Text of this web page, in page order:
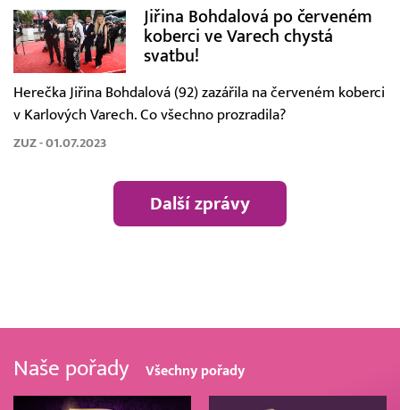
Jiřina Bohdalová po červeném
koberci ve Varech chystá
svatbu!
Herečka Jiřina Bohdalová (92) zazářila na červeném koberci
v Karlových Varech. Co všechno prozradila?
ZUZ - 01.07.2023
Další zprávy
Naše pořady Všechny pořady